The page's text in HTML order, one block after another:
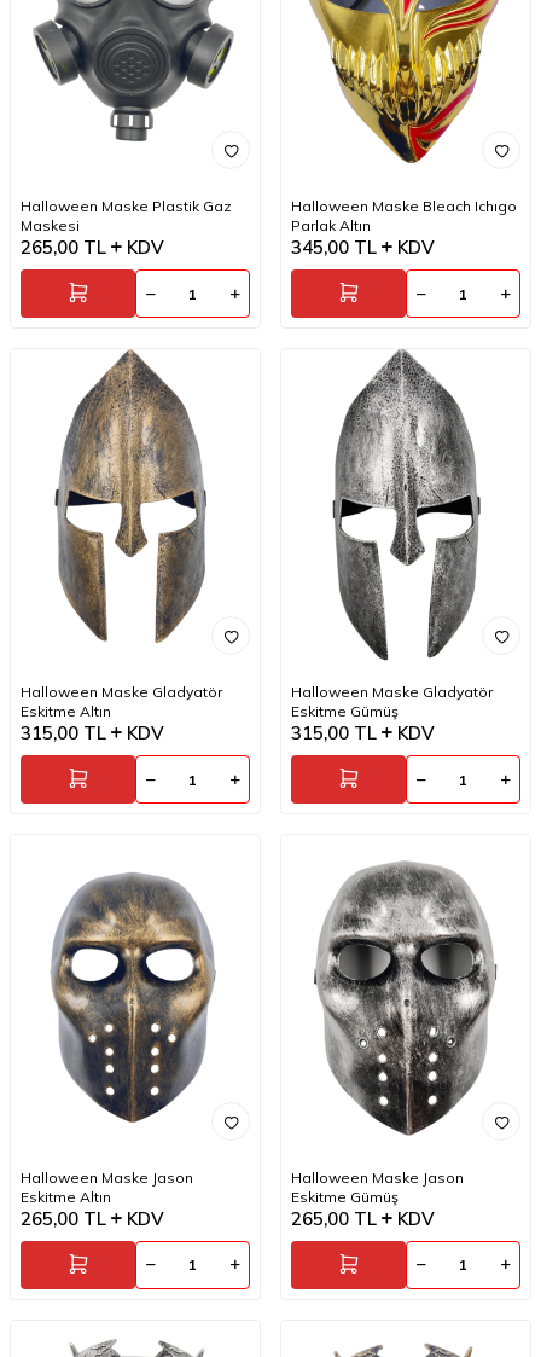
Halloween Maske Plastik Gaz
Maskesi
265,00 TL KDV
Halloween Maske Bleach Ichıgo
Parlak Altın
345,00 TL KDV
Halloween Maske Gladyatör
Eskitme Altın
315,00 TL KDV
Halloween Maske Gladyatör
Eskitme Gümüş
315,00 TL KDV
Halloween Maske Jason
Eskitme Altın
265,00 TL KDV
Halloween Maske Jason
Eskitme Gümüş
265,00 TL KDV